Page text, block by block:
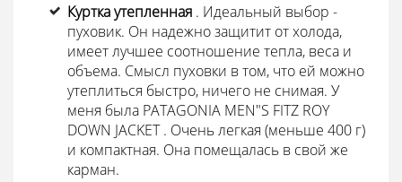
Куртка утепленная . Идеальный выбор -
пуховик. Он надежно защитит от холода,
имеет лучшее соотношение тепла, веса и
объема. Смысл пуховки в том, что ей можно
утеплиться быстро, ничего не снимая. У
меня была PATAGONIA MEN"S FITZ ROY
DOWN JACKET . Очень легкая (меньше 400 г)
и компактная. Она помещалась в свой же
карман.